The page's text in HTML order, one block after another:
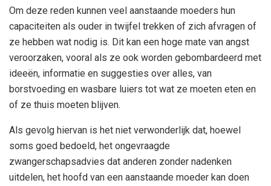
Om deze reden kunnen veel aanstaande moeders hun
capaciteiten als ouder in twijfel trekken of zich afvragen of
ze hebben wat nodig is. Dit kan een hoge mate van angst
veroorzaken, vooral als ze ook worden gebombardeerd met
ideeën, informatie en suggesties over alles, van
borstvoeding en wasbare luiers tot wat ze moeten eten en
of ze thuis moeten blijven.
Als gevolg hiervan is het niet verwonderlijk dat, hoewel
soms goed bedoeld, het ongevraagde
zwangerschapsadvies dat anderen zonder nadenken
uitdelen, het hoofd van een aanstaande moeder kan doen